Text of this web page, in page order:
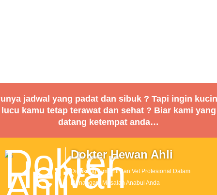
jadwal yang padat dan sibuk ? Tapi ingin
lucu kamu tetap terawat dan sehat ? Biar kami yang
datang ketempat anda…
Dokter Hewan Ahli
Didukung Tim Ahli dan Vet Profesional Dalam
Menangani Masalah Anabul Anda